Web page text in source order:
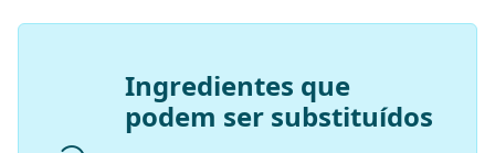
Ingredientes que
podem ser substituídos